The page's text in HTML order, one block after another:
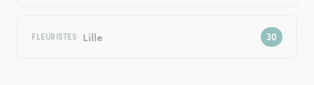
FLEURISTES Lille